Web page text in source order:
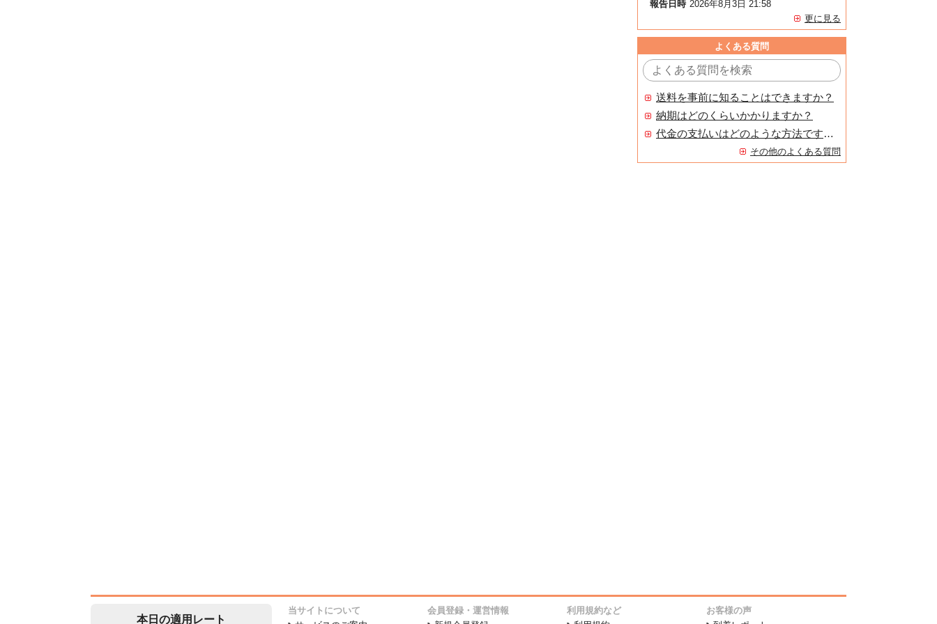
報告日時 2026年8月3日 21:58
更に見る
よくある質問
送料を事前に知ることはできますか？
納期はどのくらいかかりますか？
代金の支払いはどのような方法ですか？
その他のよくある質問
本日の適用レート
当サイトについて
会員登録・運営情報
利用規約など
お客様の声